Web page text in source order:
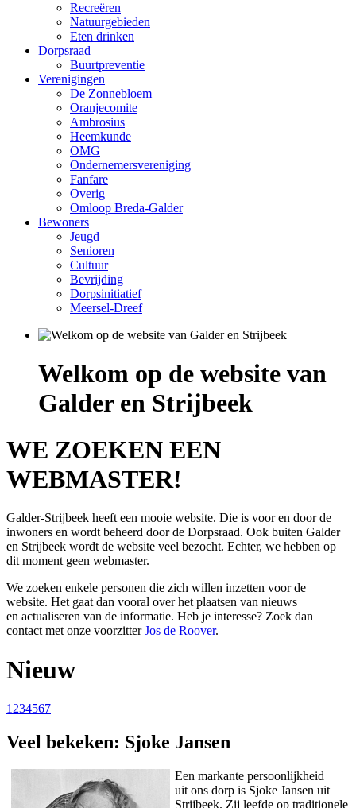
Recreëren
Natuurgebieden
Eten drinken
Dorpsraad
Buurtpreventie
Verenigingen
De Zonnebloem
Oranjecomite
Ambrosius
Heemkunde
OMG
Ondernemersvereniging
Fanfare
Overig
Omloop Breda-Galder
Bewoners
Jeugd
Senioren
Cultuur
Bevrijding
Dorpsinitiatief
Meersel-Dreef
Welkom op de website van
Galder en Strijbeek
WE ZOEKEN EEN
WEBMASTER!
Galder-Strijbeek heeft een mooie website. Die is voor en door de
inwoners en wordt beheerd door de Dorpsraad. Ook buiten Galder
en Strijbeek wordt de website veel bezocht. Echter, we hebben op
dit moment geen webmaster.
We zoeken enkele personen die zich willen inzetten voor de
website. Het gaat dan vooral over het plaatsen van nieuws
en actualiseren van de informatie. Heb je interesse? Zoek dan
contact met onze voorzitterJos de Roover.
Nieuw
1 234567
Veel bekeken: Sjoke Jansen
Een markante persoonlijkheid
uit ons dorp is Sjoke Jansen uit
Strijbeek. Zij leefde op traditionele